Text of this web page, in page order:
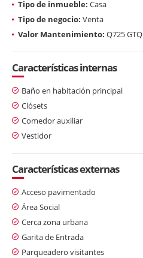
Tipo de inmueble: Casa
Tipo de negocio: Venta
Valor Mantenimiento: Q725 GTQ
Características internas
Baño en habitación principal
Clósets
Comedor auxiliar
Vestidor
Características externas
Acceso pavimentado
Área Social
Cerca zona urbana
Garita de Entrada
Parqueadero visitantes